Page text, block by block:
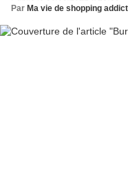
Par Ma vie de shopping